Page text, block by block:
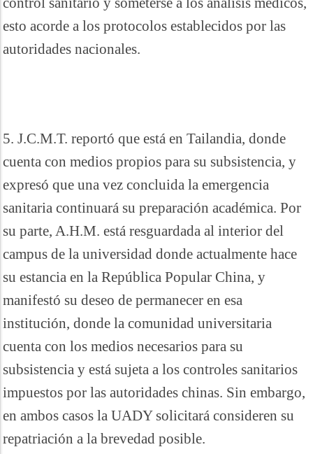
esto acorde a los protocolos establecidos por las
autoridades nacionales.
5. J.C.M.T. reportó que está en Tailandia, donde
cuenta con medios propios para su subsistencia, y
expresó que una vez concluida la emergencia
sanitaria continuará su preparación académica. Por
su parte, A.H.M. está resguardada al interior del
campus de la universidad donde actualmente hace
su estancia en la República Popular China, y
manifestó su deseo de permanecer en esa
institución, donde la comunidad universitaria
cuenta con los medios necesarios para su
subsistencia y está sujeta a los controles sanitarios
impuestos por las autoridades chinas. Sin embargo,
en ambos casos la UADY solicitará consideren su
repatriación a la brevedad posible.